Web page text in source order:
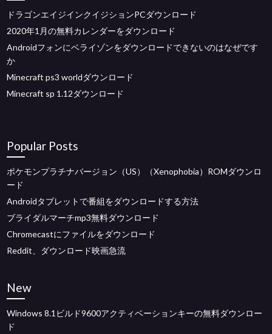
ドラゴンエイジインクイジションPCダウンロード
2020年1月の無料カレンダーをダウンロード
Androidフォンにベライゾンをダウンロードできないのはなぜです
か
Minecraft ps3 worldダウンロード
Minecraft sp 1.12ダウンロード
Popular Posts
ポケモンプラチナバージョン（US）（Xenophobia）ROMダウンロ
ード
Androidタブレットで番組をダウンロードする方法
ブライダルマーチmp3無料ダウンロード
Chromecastにファイルをダウンロード
Reddit、ダウンロード映画急流
New
Windows 8.1ビルド9600アクティベーションキーの無料ダウンロー
ド